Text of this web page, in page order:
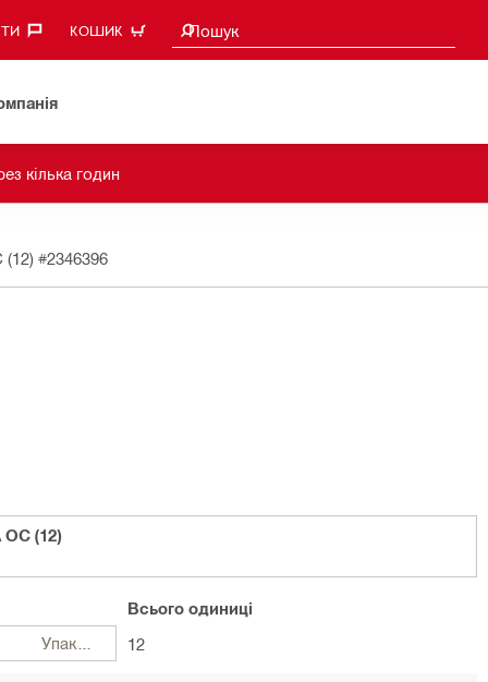
КОШИК Пошук
Пошукові пропозиції
кілька годин
(12) #2346396
(12)
Упаковки
Всього одиниці
12